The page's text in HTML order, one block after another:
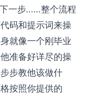
一步……整个流程
码和提示词来操
就像一个刚毕业
准备好详尽的操
步教他该做什
按照你提供的